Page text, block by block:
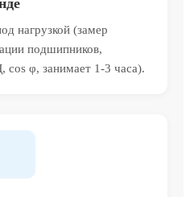
нагрузкой (замер
подшипников,
cos φ, занимает 1-3 часа).